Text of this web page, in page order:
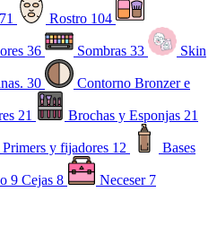
71 Rostro 104
36 Sombras 33 Skin
30 Contorno Bronzer e
21 Brochas y Esponjas 21
Primers y fijadores 12 Bases
9 Cejas 8 Neceser 7